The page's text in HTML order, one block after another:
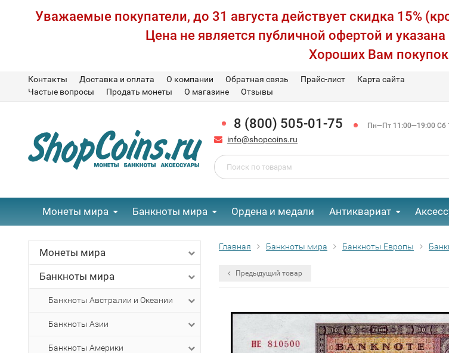
Уважаемые покупатели, до 31 августа действует скидка 15%
Цена не является публичной офертой и
Хороших Вам
Контакты Доставка и оплата О компании Обратная связь Прайс-лист
Карта сайта
Частые вопросы
Продать монеты О магазине Отзывы
8 (800) 505-01-75 Пн—Пт 11:00—19:00 Сб
info@shopcoins.ru
Монеты мира Банкноты мира Ордена и медали Антиквариат
Монеты мира
Банкноты мира
Банкноты Австралии и Океании
Банкноты Азии
Банкноты Америки
Главная Банкноты мира Банкноты Европы
Предыдущий товар